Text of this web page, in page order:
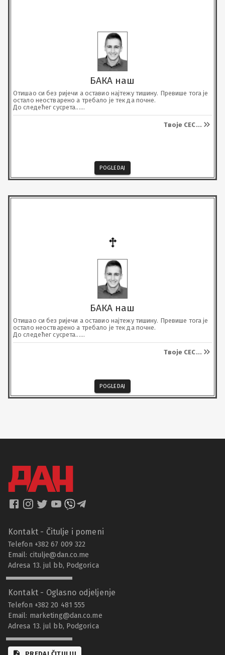
БАКА наш
Отишао си без ријечи а оставио најтежу тишину. Превише тога је
остало неостварено а требало је тек да почне.
До следећег сусрета...
Почивај у миру, највољенији.
Твоје СЕС...
POGLEDAJ
БАКА наш
Отишао си без ријечи а оставио најтежу тишину. Превише тога је
остало неостварено а требало је тек да почне.
До следећег сусрета...
Почивај у миру, највољенији.
Твоје СЕС...
POGLEDAJ
Kontakt - Čitulje i pomeni
Telefon +382 67 009 322
Email: citulje@dan.co.me
Adresa 13. jul bb, Podgorica
Kontakt - Oglasno odjeljenje
Telefon +382 20 481 555
Email: marketing@dan.co.me
Adresa 13. jul bb, Podgorica